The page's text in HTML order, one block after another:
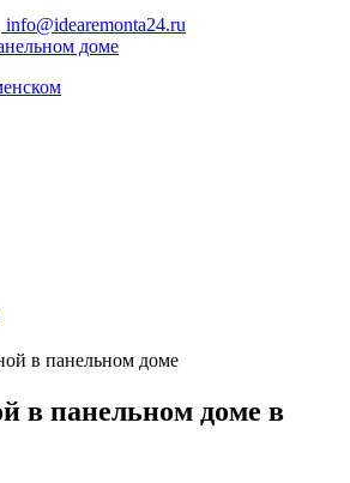
info@idearemonta24.ru
в панельном доме
в панельном доме в